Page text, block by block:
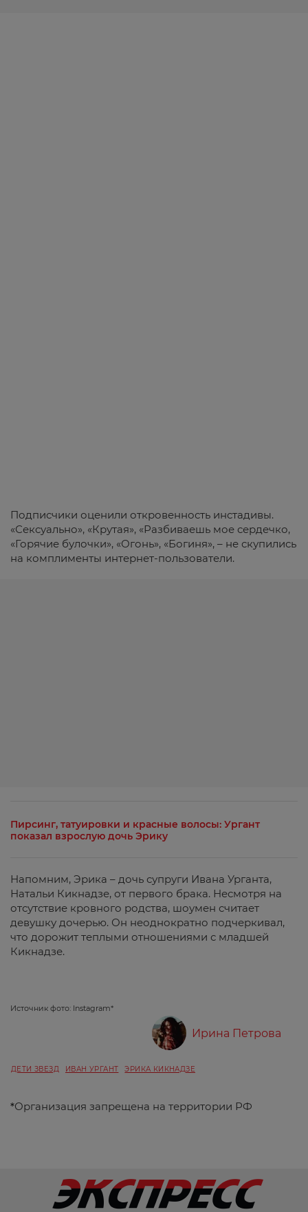
Подписчики оценили откровенность инстадивы.
«Сексуально», «Крутая», «Разбиваешь мое сердечко,
«Горячие булочки», «Огонь», «Богиня», – не скупились
на комплименты интернет-пользователи.
Пирсинг, татуировки и красные волосы: Ургант
показал взрослую дочь Эрику
Напомним, Эрика – дочь супруги Ивана Урганта,
Натальи Кикнадзе, от первого брака. Несмотря на
отсутствие кровного родства, шоумен считает
девушку дочерью. Он неоднократно подчеркивал,
что дорожит теплыми отношениями с младшей
Кикнадзе.
Источник фото: Instagram*
Ирина Петрова
ДЕТИ ЗВЕЗД ИВАН УРГАНТ ЭРИКА КИКНАДЗЕ
*Организация запрещена на территории РФ